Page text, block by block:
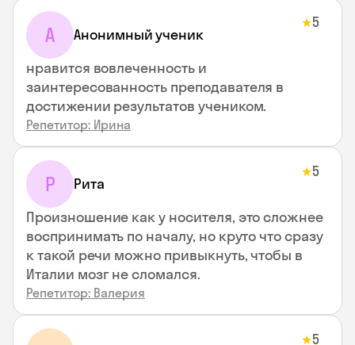
А Анонимный ученик
★5
нравится вовлеченность и
заинтересованность преподавателя в
достижении результатов учеником.
Репетитор: Ирина
Р Рита
★5
Произношение как у носителя, это сложнее
воспринимать по началу, но круто что сразу
к такой речи можно привыкнуть, чтобы в
Италии мозг не сломался.
Репетитор: Валерия
★5